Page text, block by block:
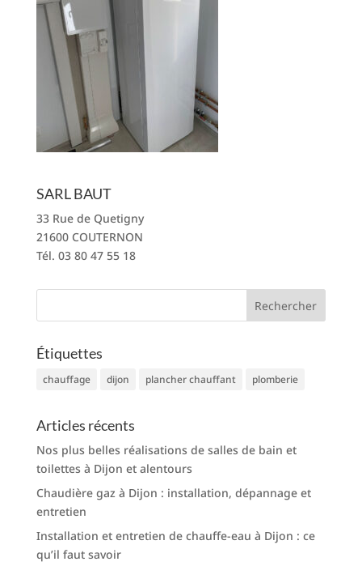
SARL BAUT
33 Rue de Quetigny
21600 COUTERNON
Tél. 03 80 47 55 18
Étiquettes
chauffage dijon plancher chauffant plomberie
Articles récents
Nos plus belles réalisations de salles de bain et
toilettes à Dijon et alentours
Chaudière gaz à Dijon : installation, dépannage et
entretien
Installation et entretien de chauffe-eau à Dijon : ce
qu’il faut savoir